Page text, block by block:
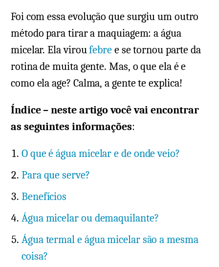
Foi com essa evolução que surgiu um outro
método para tirar a maquiagem: a água
micelar. Ela viroufebree se tornou parte da
rotina de muita gente. Mas, o que ela é e
como ela age? Calma, a gente te explica!
Índice – neste artigo você vai encontrar
as seguintes informações:
O que é água micelar e de onde veio?
Para que serve?
Benefícios
Água micelar ou demaquilante?
Água termal e água micelar são a mesma
coisa?